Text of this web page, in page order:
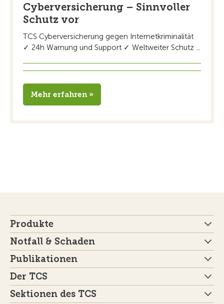
Cyberversicherung – Sinnvoller
Schutz vor
TCS Cyberversicherung gegen Internetkriminalität
✓ 24h Warnung und Support ✓ Weltweiter Schutz ...
Mehr erfahren »
Produkte
Notfall & Schaden
Publikationen
Der TCS
Sektionen des TCS